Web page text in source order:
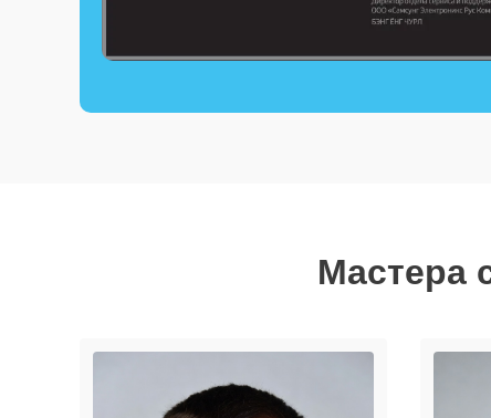
Мастера